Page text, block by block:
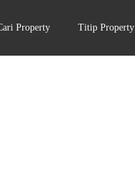
Property Titip Property